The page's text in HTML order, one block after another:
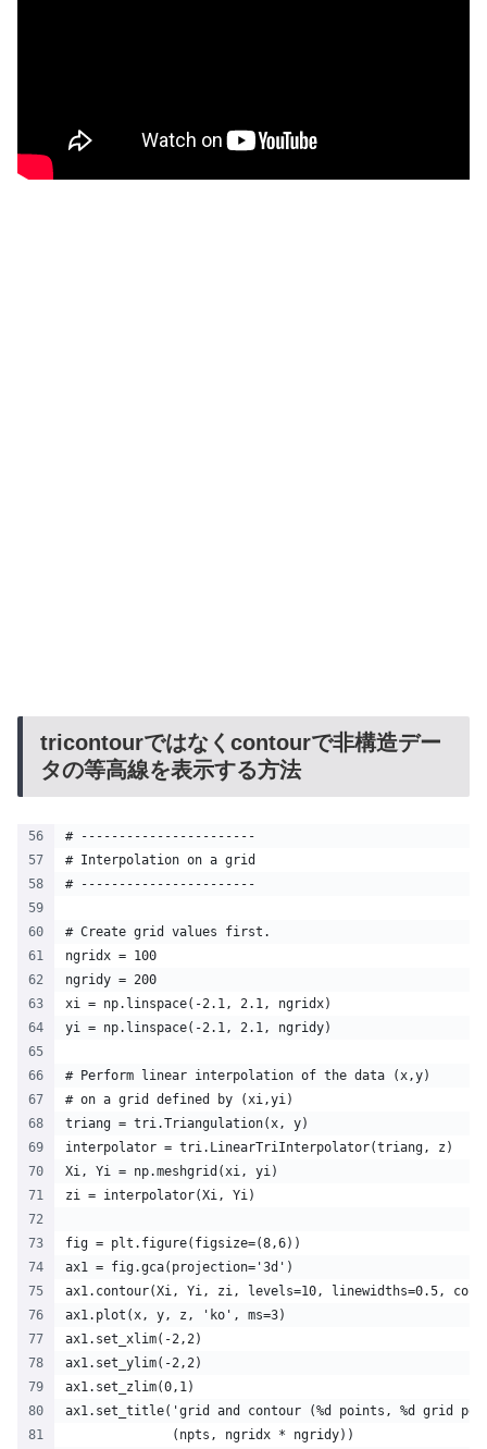
tricontourではなくcontourで非構造デー
タの等高線を表示する方法
# -----------------------
# Interpolation on a grid
# -----------------------
# Create grid values first.
ngridx = 100
ngridy = 200
xi = np.linspace(-2.1, 2.1, ngridx)
yi = np.linspace(-2.1, 2.1, ngridy)
# Perform linear interpolation of the data (x,y)
# on a grid defined by (xi,yi)
triang = tri.Triangulation(x, y)
interpolator = tri.LinearTriInterpolator(triang, z)
Xi, Yi = np.meshgrid(xi, yi)
zi = interpolator(Xi, Yi)
fig = plt.figure(figsize=(8,6))
ax1 = fig.gca(projection='3d')
ax1.contour(Xi, Yi, zi, levels=10, linewidths=0.5,
ax1.plot(x, y, z, 'ko', ms=3)
ax1.set_xlim(-2,2)
ax1.set_ylim(-2,2)
ax1.set_zlim(0,1)
ax1.set_title('grid and contour (%d points, %d grid
              (npts, ngridx * ngridy))